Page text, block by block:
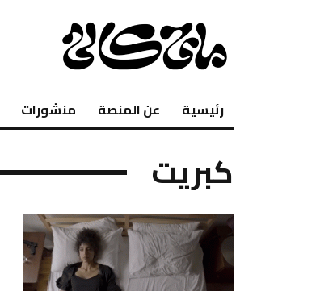
رئيسية عن المنصة منشورات
كبريت